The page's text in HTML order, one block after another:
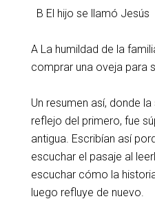
B El hijo se llamó Jesús
A La humildad de la
comprar una oveja para
Un resumen así, donde
reflejo del primero, fue
antigua. Escribían así
escuchar el pasaje al
escuchar cómo la
luego refluye de nuevo.